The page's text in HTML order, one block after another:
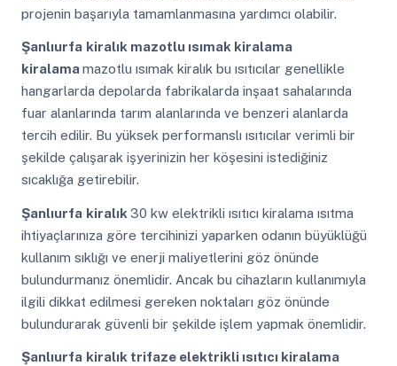
projenin başarıyla tamamlanmasına yardımcı olabilir.
Şanlıurfa kiralık mazotlu ısımak kiralama
kiralamamazotlu ısımak kiralık bu ısıtıcılar genellikle
hangarlarda depolarda fabrikalarda inşaat sahalarında
fuar alanlarında tarım alanlarında ve benzeri alanlarda
tercih edilir. Bu yüksek performanslı ısıtıcılar verimli bir
şekilde çalışarak işyerinizin her köşesini istediğiniz
sıcaklığa getirebilir.
Şanlıurfa kiralık 30 kw elektrikli ısıtıcı kiralama ısıtma
ihtiyaçlarınıza göre tercihinizi yaparken odanın büyüklüğü
kullanım sıklığı ve enerji maliyetlerini göz önünde
bulundurmanız önemlidir. Ancak bu cihazların kullanımıyla
ilgili dikkat edilmesi gereken noktaları göz önünde
bulundurarak güvenli bir şekilde işlem yapmak önemlidir.
Şanlıurfa kiralık trifaze elektrikli ısıtıcı kiralama